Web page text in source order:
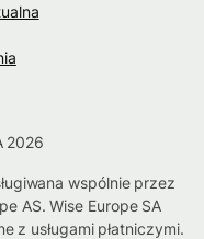
2026
wspólnie przez
AS. Wise Europe SA
z usługami płatniczymi.